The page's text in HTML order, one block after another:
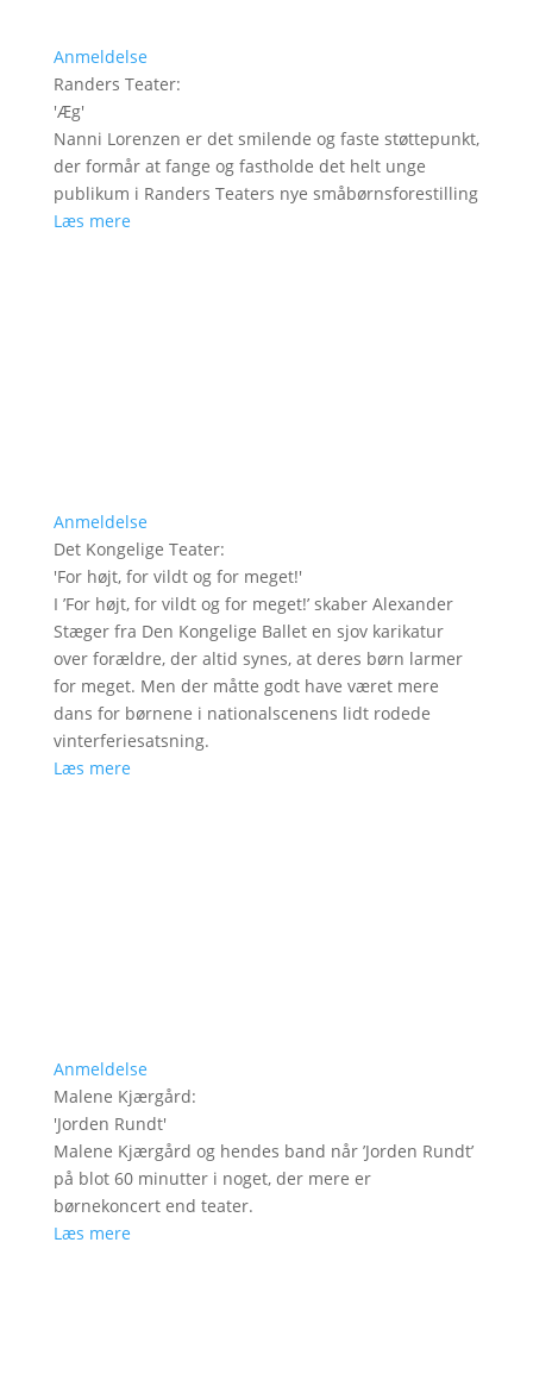
Anmeldelse
Randers Teater:
'Æg'
Nanni Lorenzen er det smilende og faste støttepunkt,
der formår at fange og fastholde det helt unge
publikum i Randers Teaters nye småbørnsforestilling
Læs mere
Anmeldelse
Det Kongelige Teater:
'For højt, for vildt og for meget!'
I ’For højt, for vildt og for meget!’ skaber Alexander
Stæger fra Den Kongelige Ballet en sjov karikatur
over forældre, der altid synes, at deres børn larmer
for meget. Men der måtte godt have været mere
dans for børnene i nationalscenens lidt rodede
vinterferiesatsning.
Læs mere
Anmeldelse
Malene Kjærgård:
'Jorden Rundt'
Malene Kjærgård og hendes band når ’Jorden Rundt’
på blot 60 minutter i noget, der mere er
børnekoncert end teater.
Læs mere